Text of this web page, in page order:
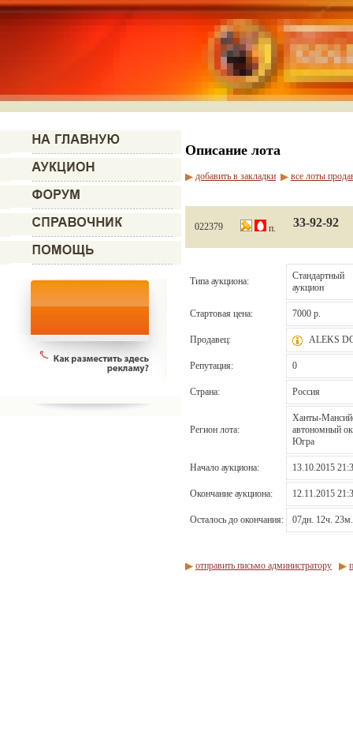
Описание лота
добавить в закладки все лоты
022379 п. 33-92-92
Типа аукциона:
Стандартный
аукцион
Стартовая цена: 7000 р.
Продавец: ALEKS
Репутация: 0
Страна: Россия
Регион лота:
Ханты-
автономный
Югра
Начало аукциона: 13.10.2015
Окончание аукциона: 12.11.2015
Осталось до окончания: 07дн. 12ч. 23м.
отправить письмо администратору